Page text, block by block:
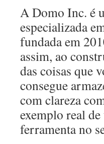
A Domo Inc. é
especializada
fundada em
assim, ao
das coisas que
consegue
com clareza
exemplo real
ferramenta no